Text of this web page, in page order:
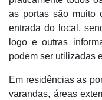
as portas são muito
entrada do local,
logo e outras
podem ser utilizadas
Em residências as
varandas, áreas